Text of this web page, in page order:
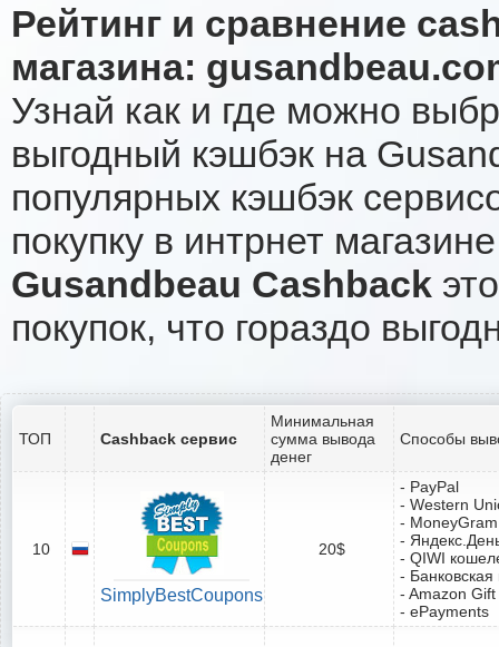
Рейтинг и сравнение
магазина:
Узнай как и где можно
выгодный кэшбэк на
популярных кэшбэк
покупку в интрнет
Gusandbeau Cashback
покупок, что гораздо
ТОП Cashback сервис
Минимальная
сумма вывода
денег
Способы
10
SimplyBestCoupons
20$
- PayPal
- Western
- MoneyGram
-
- QIWI
-
- Amazon
- ePayments